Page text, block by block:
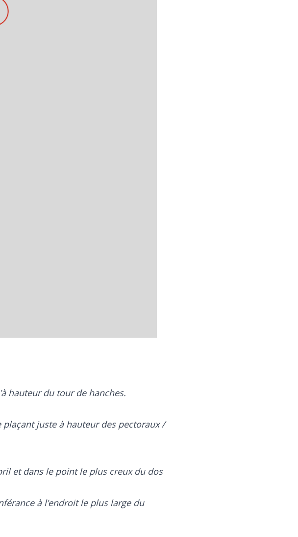
hauteur du tour de hanches.
juste à hauteur des pectoraux /
et dans le point le plus creux du dos
à l’endroit le plus large du